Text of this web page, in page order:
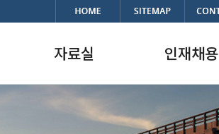
자료실 인재채용
채용정보
복리후생